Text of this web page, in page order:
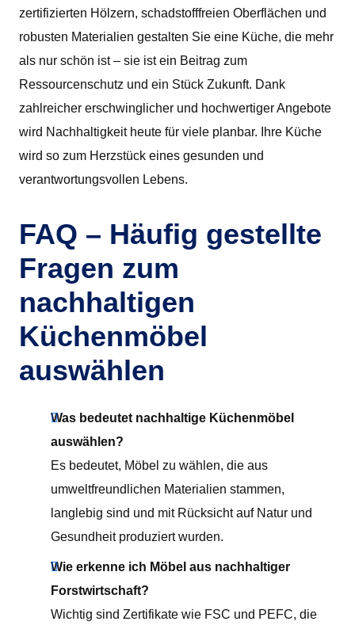
zertifizierten Hölzern, schadstofffreien Oberflächen und
robusten Materialien gestalten Sie eine Küche, die mehr
als nur schön ist – sie ist ein Beitrag zum
Ressourcenschutz und ein Stück Zukunft. Dank
zahlreicher erschwinglicher und hochwertiger Angebote
wird Nachhaltigkeit heute für viele planbar. Ihre Küche
wird so zum Herzstück eines gesunden und
verantwortungsvollen Lebens.
FAQ – Häufig gestellte
Fragen zum
nachhaltigen
Küchenmöbel
auswählen
Was bedeutet nachhaltige Küchenmöbel
auswählen?
Es bedeutet, Möbel zu wählen, die aus
umweltfreundlichen Materialien stammen,
langlebig sind und mit Rücksicht auf Natur und
Gesundheit produziert wurden.
Wie erkenne ich Möbel aus nachhaltiger
Forstwirtschaft?
Wichtig sind Zertifikate wie FSC und PEFC, die